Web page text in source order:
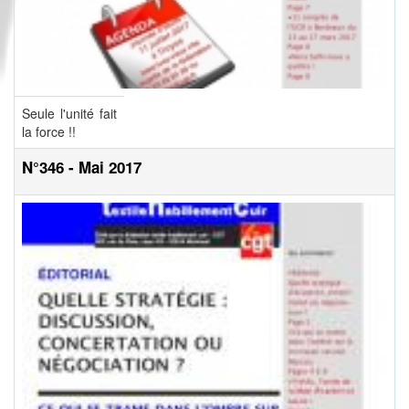
Seule l'unité fait
la force !!
N°346 - Mai 2017